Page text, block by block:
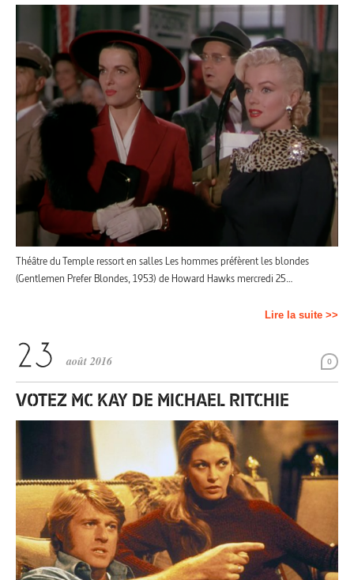
Théâtre du Temple ressort en salles Les hommes préfèrent les blondes
(Gentlemen Prefer Blondes, 1953) de Howard Hawks mercredi 25…
Lire la suite >>
0
août 2016
VOTEZ MC KAY DE MICHAEL RITCHIE